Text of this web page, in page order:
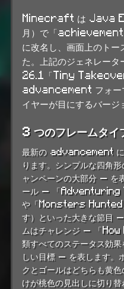
Minecraft は Java
月）で「
に改名し、画面上のト
た。上記のジェネレ
26.1「Tiny Takeover
advancement フォー
イヤーが目にするバージ
3 つのフレームタイ
最新の advancement に
ります。シンプルな四角
ャンペーンの大部分 — を
ール — 「Adventuring
や「Monsters Hunted
す）といった大きな節目
ムはチャレンジ — 「
類すべてのステータス効
しい目標 — を表します。
クとゴールはどちらも黄
けが桃色の見出しに切り替